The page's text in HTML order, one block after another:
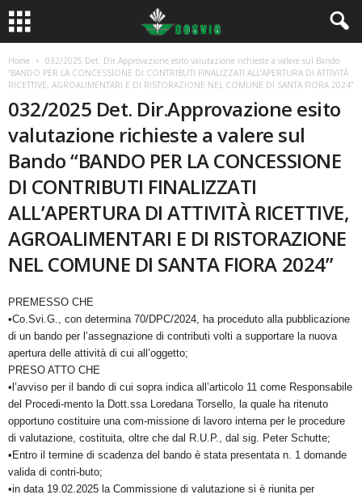
Home
032/2025 Det. Dir.Approvazione esito valutazione richieste a valere sul Bando
“BANDO PER LA CONCESSIONE DI CONTRIBUTI FINALIZZATI ALL’APERTURA DI ATTIVITÀ
RICETTIVE, AGROALIMENTARI E DI RISTORAZIONE NEL COMUNE DI SANTA FIORA 2024”
032/2025 Det. Dir.Approvazione esito
valutazione richieste a valere sul
Bando “BANDO PER LA CONCESSIONE
DI CONTRIBUTI FINALIZZATI
ALL’APERTURA DI ATTIVITÀ RICETTIVE,
AGROALIMENTARI E DI RISTORAZIONE
NEL COMUNE DI SANTA FIORA 2024”
PREMESSO CHE
•Co.Svi.G., con determina 70/DPC/2024, ha proceduto alla pubblicazione
di un bando per l’assegnazione di contributi volti a supportare la nuova
apertura delle attività di cui all’oggetto;
PRESO ATTO CHE
•l’avviso per il bando di cui sopra indica all’articolo 11 come Responsabile
del Procedi-mento la Dott.ssa Loredana Torsello, la quale ha ritenuto
opportuno costituire una com-missione di lavoro interna per le procedure
di valutazione, costituita, oltre che dal R.U.P., dal sig. Peter Schutte;
•Entro il termine di scadenza del bando è stata presentata n. 1 domande
valida di contri-buto;
•in data 19.02.2025 la Commissione di valutazione si è riunita per